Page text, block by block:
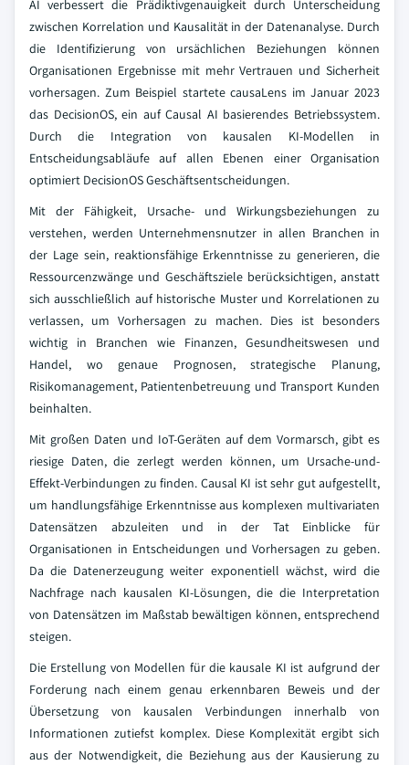
AI verbessert die Prädiktivgenauigkeit durch Unterscheidung
zwischen Korrelation und Kausalität in der Datenanalyse. Durch
die Identifizierung von ursächlichen Beziehungen können
Organisationen Ergebnisse mit mehr Vertrauen und Sicherheit
vorhersagen. Zum Beispiel startete causaLens im Januar 2023
das DecisionOS, ein auf Causal AI basierendes Betriebssystem.
Durch die Integration von kausalen KI-Modellen in
Entscheidungsabläufe auf allen Ebenen einer Organisation
optimiert DecisionOS Geschäftsentscheidungen.
Mit der Fähigkeit, Ursache- und Wirkungsbeziehungen zu
verstehen, werden Unternehmensnutzer in allen Branchen in
der Lage sein, reaktionsfähige Erkenntnisse zu generieren, die
Ressourcenzwänge und Geschäftsziele berücksichtigen, anstatt
sich ausschließlich auf historische Muster und Korrelationen zu
verlassen, um Vorhersagen zu machen. Dies ist besonders
wichtig in Branchen wie Finanzen, Gesundheitswesen und
Handel, wo genaue Prognosen, strategische Planung,
Risikomanagement, Patientenbetreuung und Transport Kunden
beinhalten.
Mit großen Daten und IoT-Geräten auf dem Vormarsch, gibt es
riesige Daten, die zerlegt werden können, um Ursache-und-
Effekt-Verbindungen zu finden. Causal KI ist sehr gut aufgestellt,
um handlungsfähige Erkenntnisse aus komplexen multivariaten
Datensätzen abzuleiten und in der Tat Einblicke für
Organisationen in Entscheidungen und Vorhersagen zu geben.
Da die Datenerzeugung weiter exponentiell wächst, wird die
Nachfrage nach kausalen KI-Lösungen, die die Interpretation
von Datensätzen im Maßstab bewältigen können, entsprechend
steigen.
Die Erstellung von Modellen für die kausale KI ist aufgrund der
Forderung nach einem genau erkennbaren Beweis und der
Übersetzung von kausalen Verbindungen innerhalb von
Informationen zutiefst komplex. Diese Komplexität ergibt sich
aus der Notwendigkeit, die Beziehung aus der Kausierung zu